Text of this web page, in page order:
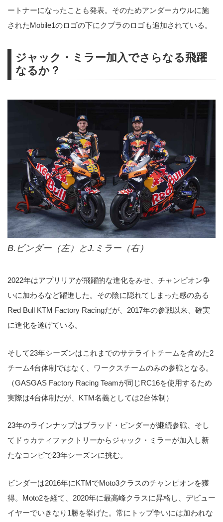
ートナーになったことも発表。そのためアンダーカウルに施
されたMobile1のロゴの下にクプラのロゴも追加されている。
ジャック・ミラー加入でさらなる飛躍
なるか？
B.ビンダー（左）とJ.ミラー（右）
2022年はアプリリアが飛躍的な進化をみせ、チャンピオン争
いに加わるなど躍進した。その陰に隠れてしまった感のある
Red Bull KTM Factory Racingだが、2017年の参戦以来、確実
に進化を遂げている。
そして23年シーズンはこれまでのサテライトチームを含めた2
チーム4台体制ではなく、ワークスチームのみの参戦となる。
（GASGAS Factory Racing Teamが同じRC16を使用するため
実際は4台体制だが、KTM名義としては2台体制）
23年のラインナップはブラッド・ビンダーが継続参戦、そし
てドゥカティファクトリーからジャック・ミラーが加入し新
たなコンビで23年シーズンに挑む。
ビンダーは2016年にKTMでMoto3クラスのチャンピオンを獲
得。Moto2を経て、2020年に最高峰クラスに昇格し、デビュー
イヤーでいきなり1勝を挙げた。常にトップ争いには加われな